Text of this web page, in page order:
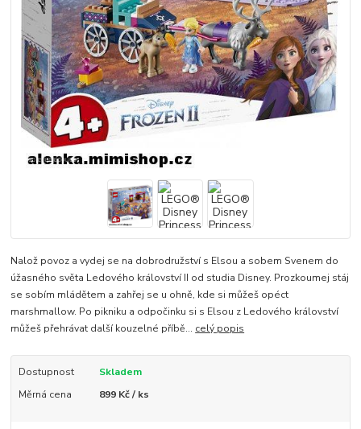
Nalož povoz a vydej se na dobrodružství s Elsou a sobem Svenem do
úžasného světa Ledového království II od studia Disney. Prozkoumej stáj
se sobím mládětem a zahřej se u ohně, kde si můžeš opéct
marshmallow. Po pikniku a odpočinku si s Elsou z Ledového království
můžeš přehrávat další kouzelné příbě... celý popis
Dostupnost
Skladem
Měrná cena
899 Kč / ks